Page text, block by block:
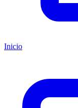
Inicio